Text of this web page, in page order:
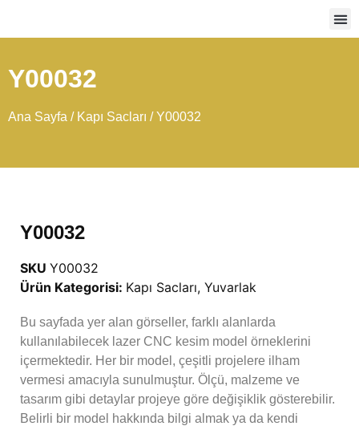
Y00032
Ana Sayfa / Kapı Sacları / Y00032
Y00032
SKU Y00032
Ürün Kategorisi: Kapı Sacları, Yuvarlak
Bu sayfada yer alan görseller, farklı alanlarda
kullanılabilecek lazer CNC kesim model örneklerini
içermektedir. Her bir model, çeşitli projelere ilham
vermesi amacıyla sunulmuştur. Ölçü, malzeme ve
tasarım gibi detaylar projeye göre değişiklik gösterebilir.
Belirli bir model hakkında bilgi almak ya da kendi